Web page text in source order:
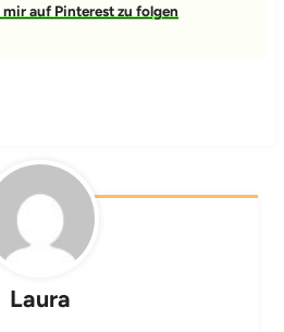
auf Pinterest zu folgen
Laura